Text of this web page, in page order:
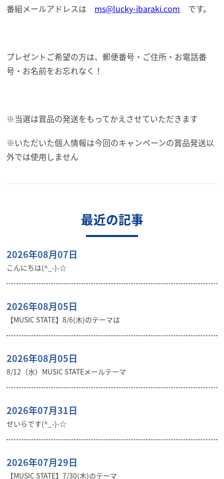
番組メールアドレスは ms@lucky-ibaraki.com です。
プレゼントご希望の方は、郵便番号・ご住所・お電話番
号・お名前をお忘れなく！
※当選は賞品の発送をもってかえさせていただきます
※いただいた個人情報は今回のキャンペーンの賞品発送以
外では使用しません
最近の記事
2026年08月07日
こんにちは(^_-)-☆
2026年08月05日
【MUSIC STATE】8/6(木)のテーマは
2026年08月05日
8/12（水）MUSIC STATEメールテーマ
2026年07月31日
せいらです(^_-)-☆
2026年07月29日
【MUSIC STATE】7/30(木)のテーマ